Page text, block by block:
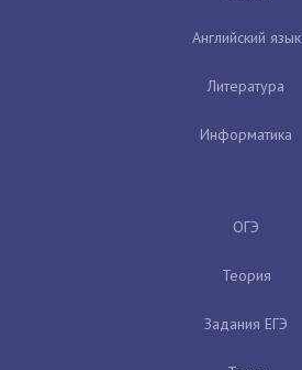
Английский язык
Литература
Информатика
ОГЭ
Теория
Задания ЕГЭ